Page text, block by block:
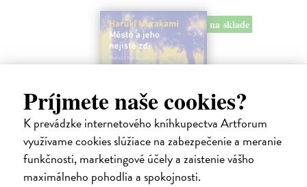
Príjmete naše cookies?
K prevádzke internetového kníhkupectva Artforum
využívame cookies slúžiace na zabezpečenie a meranie
funkčnosti, marketingové účely a zaistenie vášho
maximálneho pohodlia a spokojnosti.
na sklade